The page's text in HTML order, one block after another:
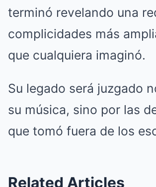
terminó revelando una
complicidades más
que cualquiera imaginó.
Su legado será juzgado
su música, sino por las
que tomó fuera de los
Related Articles